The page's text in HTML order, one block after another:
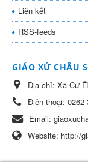
Liên kết
RSS-feeds
GIÁO XỨ CHÂU
Địa chỉ: Xã Cư
Điện thoại: 0262
Email:
Website: http://